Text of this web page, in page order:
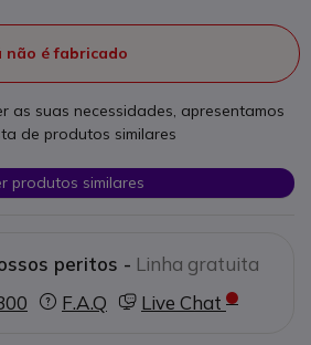
não é fabricado
as suas necessidades, apresentamos
de produtos similares
produtos similares
peritos - Linha gratuita
F.A.Q Live Chat